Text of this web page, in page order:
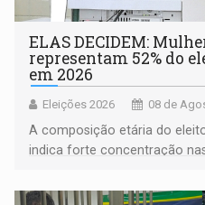
ELAS DECIDEM:
representam 52% do
em 2026
Eleições 2026 08 de
A composição etária do
indica forte concentração